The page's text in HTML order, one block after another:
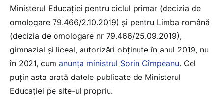
Ministerul Educației pentru ciclul primar (decizia de
omologare 79.466/2.10.2019) și pentru Limba română
(decizia de omologare nr 79.466/25.09.2019),
gimnazial și liceal, autorizări obținute în anul 2019, nu
în 2021, cum anunța ministrul Sorin Cîmpeanu. Cel
puțin asta arată datele publicate de Ministerul
Educației pe site-ul propriu.